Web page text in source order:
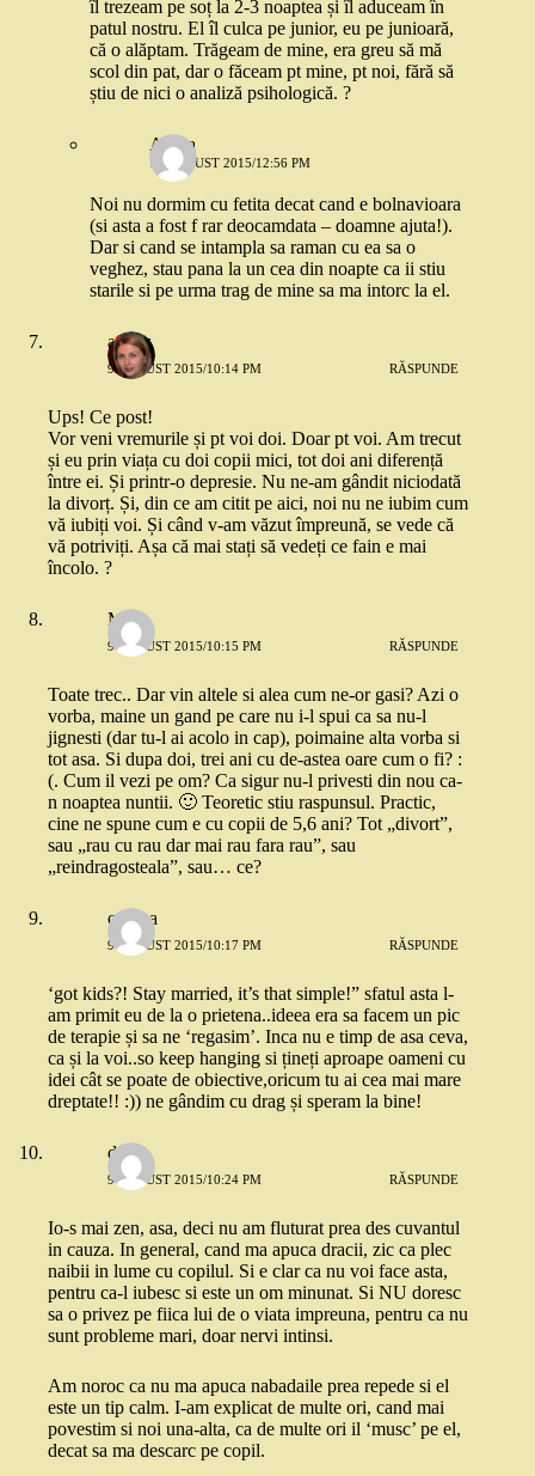
îl trezeam pe soț la 2-3 noaptea și îl aduceam în
patul nostru. El îl culca pe junior, eu pe junioară,
că o alăptam. Trăgeam de mine, era greu să mă
scol din pat, dar o făceam pt mine, pt noi, fără să
știu de nici o analiză psihologică. ?
Adina
10 AUGUST 2015/12:56 PM
Noi nu dormim cu fetita decat cand e bolnavioara
(si asta a fost f rar deocamdata – doamne ajuta!).
Dar si cand se intampla sa raman cu ea sa o
veghez, stau pana la un cea din noapte ca ii stiu
starile si pe urma trag de mine sa ma intorc la el.
andaz
9 AUGUST 2015/10:14 PM RĂSPUNDE
Ups! Ce post!
Vor veni vremurile și pt voi doi. Doar pt voi. Am trecut
și eu prin viața cu doi copii mici, tot doi ani diferență
între ei. Și printr-o depresie. Nu ne-am gândit niciodată
la divorț. Și, din ce am citit pe aici, noi nu ne iubim cum
vă iubiți voi. Și când v-am văzut împreună, se vede că
vă potriviți. Așa că mai stați să vedeți ce fain e mai
încolo. ?
Me
9 AUGUST 2015/10:15 PM RĂSPUNDE
Toate trec.. Dar vin altele si alea cum ne-or gasi? Azi o
vorba, maine un gand pe care nu i-l spui ca sa nu-l
jignesti (dar tu-l ai acolo in cap), poimaine alta vorba si
tot asa. Si dupa doi, trei ani cu de-astea oare cum o fi? :
(. Cum il vezi pe om? Ca sigur nu-l privesti din nou ca-
n noaptea nuntii. 🙂 Teoretic stiu raspunsul. Practic,
cine ne spune cum e cu copii de 5,6 ani? Tot „divort”,
sau „rau cu rau dar mai rau fara rau”, sau
„reindragosteala”, sau… ce?
onutza
9 AUGUST 2015/10:17 PM RĂSPUNDE
‘got kids?! Stay married, it’s that simple!” sfatul asta l-
am primit eu de la o prietena..ideea era sa facem un pic
de terapie și sa ne ‘regasim’. Inca nu e timp de asa ceva,
ca și la voi..so keep hanging si țineți aproape oameni cu
idei cât se poate de obiective,oricum tu ai cea mai mare
dreptate!! :)) ne gândim cu drag și speram la bine!
dojo
9 AUGUST 2015/10:24 PM RĂSPUNDE
Io-s mai zen, asa, deci nu am fluturat prea des cuvantul
in cauza. In general, cand ma apuca dracii, zic ca plec
naibii in lume cu copilul. Si e clar ca nu voi face asta,
pentru ca-l iubesc si este un om minunat. Si NU doresc
sa o privez pe fiica lui de o viata impreuna, pentru ca nu
sunt probleme mari, doar nervi intinsi.
Am noroc ca nu ma apuca nabadaile prea repede si el
este un tip calm. I-am explicat de multe ori, cand mai
povestim si noi una-alta, ca de multe ori il ‘musc’ pe el,
decat sa ma descarc pe copil.